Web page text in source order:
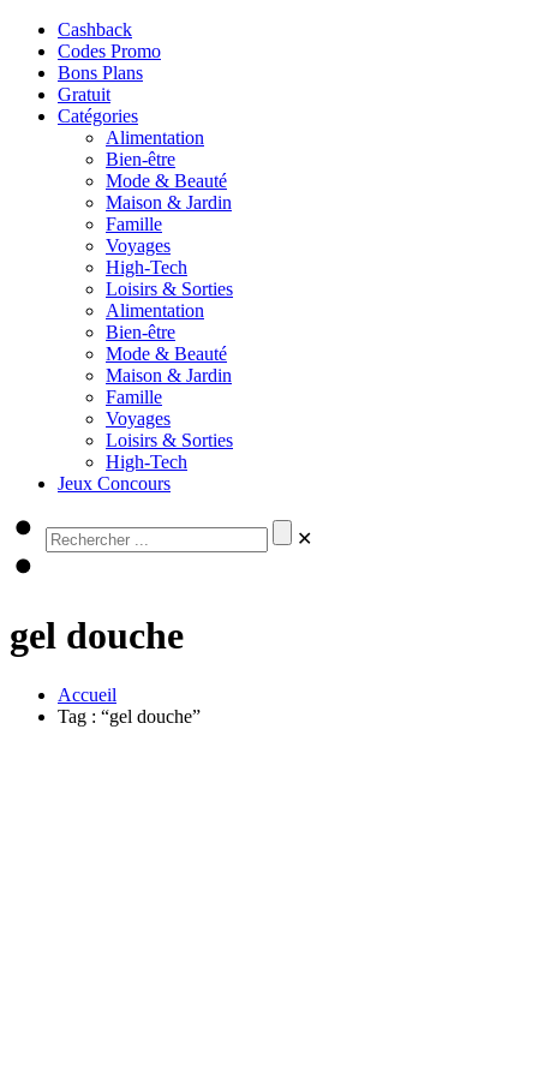
Cashback
Codes Promo
Bons Plans
Gratuit
Catégories
Alimentation
Bien-être
Mode & Beauté
Maison & Jardin
Famille
Voyages
High-Tech
Loisirs & Sorties
Alimentation
Bien-être
Mode & Beauté
Maison & Jardin
Famille
Voyages
Loisirs & Sorties
High-Tech
Jeux Concours
✕
gel douche
Accueil
Tag : “gel douche”